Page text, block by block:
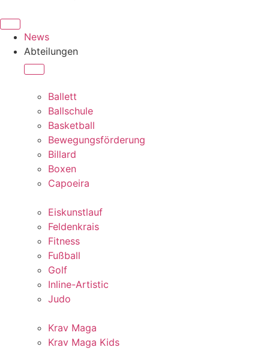
News
Abteilungen
Ballett
Ballschule
Basketball
Bewegungsförderung
Billard
Boxen
Capoeira
Eiskunstlauf
Feldenkrais
Fitness
Fußball
Golf
Inline-Artistic
Judo
Krav Maga
Krav Maga Kids